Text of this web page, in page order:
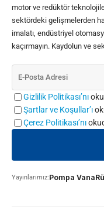
motor ve redüktör
sektördeki gelişmelerden
imalatı, endüstriyel
kaçırmayın. Kaydolun ve
Gizlilik Politikası’nı
Şartlar ve Koşullar’ı
Çerez Politikası’nı
Yayınlarımız:Pompa Vana